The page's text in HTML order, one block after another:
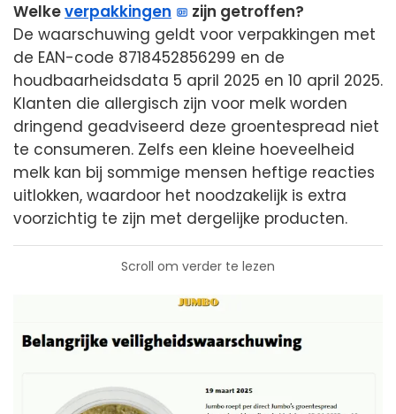
Welkeverpakkingen
zijn getroffen?
De waarschuwing geldt voor verpakkingen met
de EAN-code 8718452856299 en de
houdbaarheidsdata 5 april 2025 en 10 april 2025.
Klanten die allergisch zijn voor melk worden
dringend geadviseerd deze groentespread niet
te consumeren. Zelfs een kleine hoeveelheid
melk kan bij sommige mensen heftige reacties
uitlokken, waardoor het noodzakelijk is extra
voorzichtig te zijn met dergelijke producten.
Scroll om verder te lezen